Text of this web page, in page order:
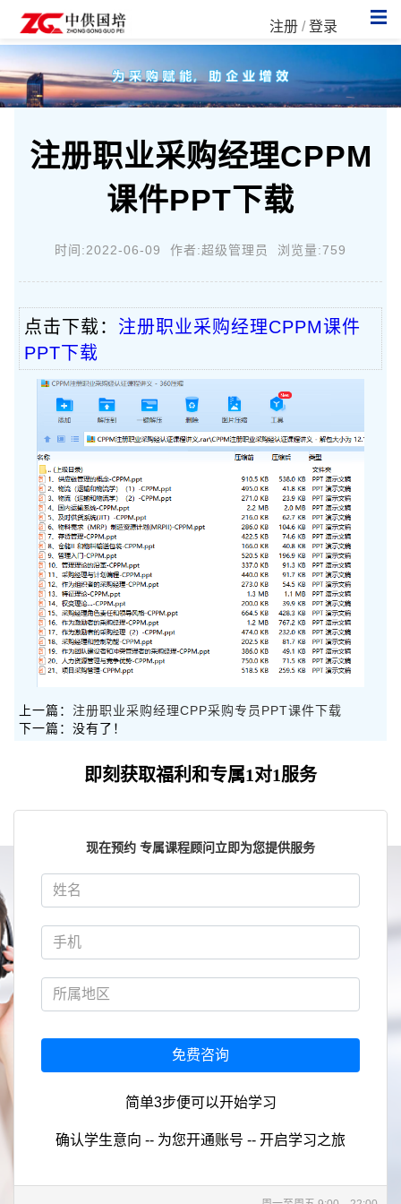
注册 /登录
注册职业采购经理CPPM
课件PPT下载
时间:2022-06-09 作者:超级管理员 浏览量:759
点击下载： 注册职业采购经理CPPM课件
PPT下载
上一篇： 注册职业采购经理CPP采购专员PPT课件下载
下一篇：没有了！
即刻获取福利和专属1对1服务
现在预约 专属课程顾问立即为您提供服务
免费咨询
简单3步便可以开始学习
确认学生意向 -- 为您开通账号 -- 开启学习之旅